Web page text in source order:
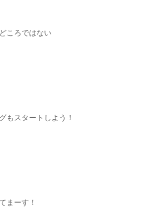
ころではない
もスタートしよう！
まーす！